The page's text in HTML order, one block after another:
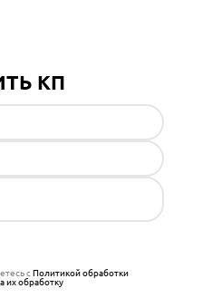
КП
сПолитикой обработки
их обработку